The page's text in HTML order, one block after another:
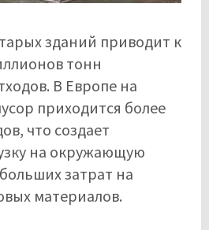
зданий приводит к
тонн
В Европе на
приходится более
что создает
на окружающую
затрат на
материалов.